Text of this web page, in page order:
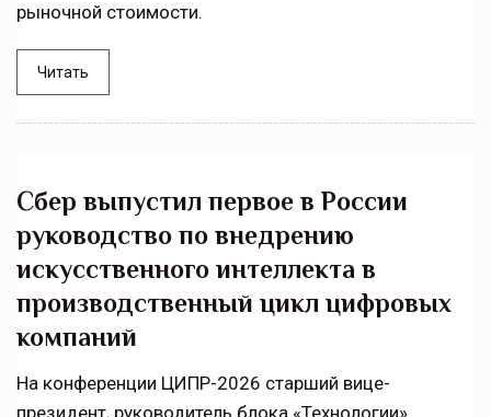
рыночной стоимости.
Читать
Сбер выпустил первое в России
руководство по внедрению
искусственного интеллекта в
производственный цикл цифровых
компаний
На конференции ЦИПР-2026 старший вице-